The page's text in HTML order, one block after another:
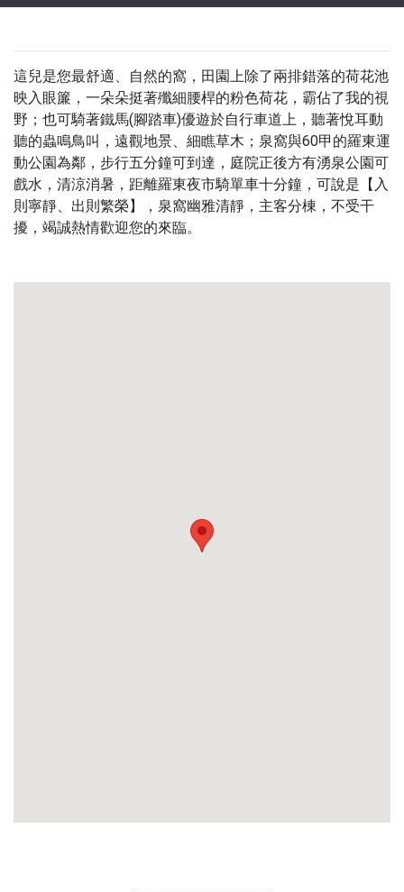
這兒是您最舒適、自然的窩，田園上除了兩排錯落的荷花池
映入眼簾，一朵朵挺著殲細腰桿的粉色荷花，霸佔了我的視
野；也可騎著鐵馬(腳踏車)優遊於自行車道上，聽著悅耳動
聽的蟲鳴鳥叫，遠觀地景、細瞧草木；泉窩與60甲的羅東運
動公園為鄰，步行五分鐘可到達，庭院正後方有湧泉公園可
戲水，清涼消暑，距離羅東夜市騎單車十分鐘，可說是【入
則寧靜、出則繁榮】，泉窩幽雅清靜，主客分棟，不受干
擾，竭誠熱情歡迎您的來臨。